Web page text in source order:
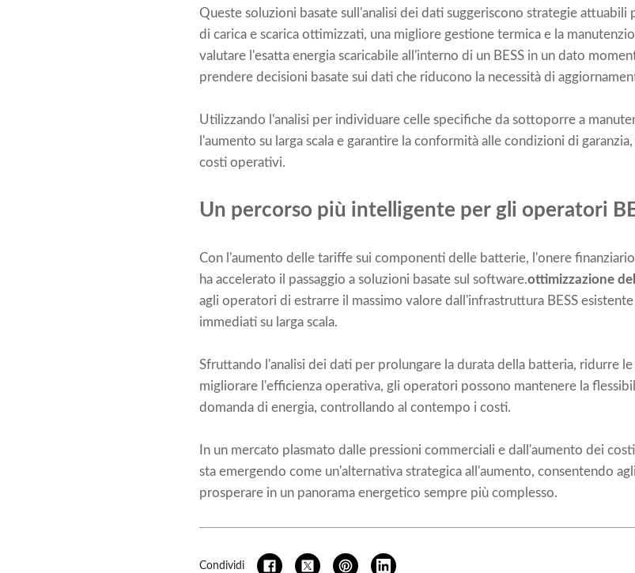
Queste soluzioni basate sull'analisi dei dati suggeriscono strategie
di carica e scarica ottimizzati, una migliore gestione termica e la
valutare l'esatta energia scaricabile all'interno di un BESS in un dato
prendere decisioni basate sui dati che riducono la necessità di
Utilizzando l'analisi per individuare celle specifiche da sottoporre a
l'aumento su larga scala e garantire la conformità alle condizioni di
costi operativi.
Un percorso più intelligente per gli operatori
Con l'aumento delle tariffe sui componenti delle batterie, l'onere
ha accelerato il passaggio a soluzioni basate sul software.ottimizzazione
agli operatori di estrarre il massimo valore dall'infrastruttura BESS
immediati su larga scala.
Sfruttando l'analisi dei dati per prolungare la durata della batteria, ridurre
migliorare l'efficienza operativa, gli operatori possono mantenere la
domanda di energia, controllando al contempo i costi.
In un mercato plasmato dalle pressioni commerciali e dall'aumento dei
sta emergendo come un'alternativa strategica all'aumento, consentendo
prosperare in un panorama energetico sempre più complesso.
Condividi